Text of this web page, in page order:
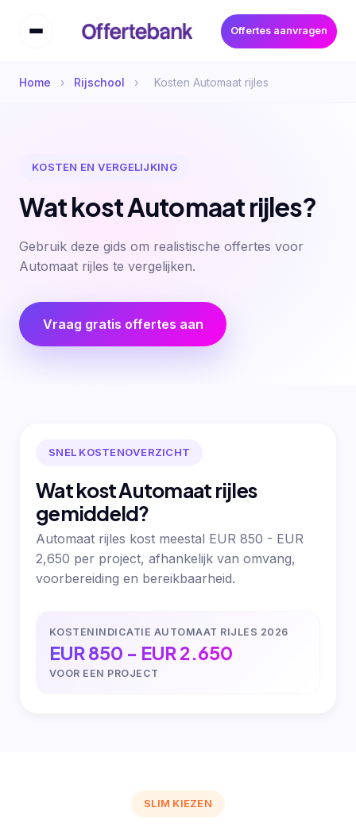
Offertes aanvragen
Home › Rijschool › Kosten Automaat rijles
KOSTEN EN VERGELIJKING
Wat kost Automaat rijles?
Gebruik deze gids om realistische offertes voor
Automaat rijles te vergelijken.
Vraag gratis offertes aan
SNEL KOSTENOVERZICHT
Wat kost Automaat rijles
gemiddeld?
Automaat rijles kost meestal EUR 850 - EUR
2,650 per project, afhankelijk van omvang,
voorbereiding en bereikbaarheid.
KOSTENINDICATIE AUTOMAAT RIJLES 2026
EUR 850 - EUR 2.650
VOOR EEN PROJECT
SLIM KIEZEN